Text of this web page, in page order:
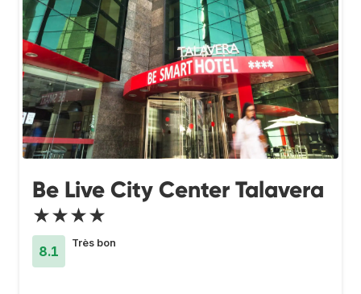
Be Live City Center Talavera
★★★★
8.1
Très bon